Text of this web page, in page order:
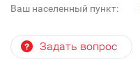
Ваш населенный пункт:
Задать вопрос